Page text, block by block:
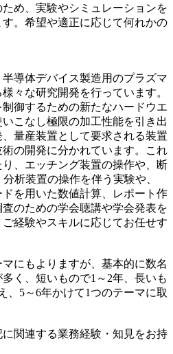
め、実験やシミュレーションを
。希望や適正に応じて何れかの
導体デバイス製造用のプラズマ
々な研究開発を行っています。
御するための新たなハードウエ
こなし極限の加工性能を引き出
量産装置として要求される装置
の開発に分かれています。これ
、エッチング装置の操作や、断
析装置の操作を伴う実験や、
を用いた数値計算、レポート作
のための学会聴講や学会発表を
経験やスキルに応じてお任せす
にもよりますが、基本的に数名
く、短いもので1～2年、長いも
、5～6年かけて1つのテーマに取
関連する業務経験・知見をお持